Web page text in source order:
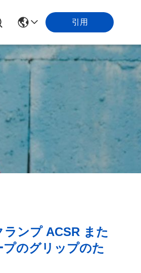
引用
ンプ ACSR また
のグリップのた